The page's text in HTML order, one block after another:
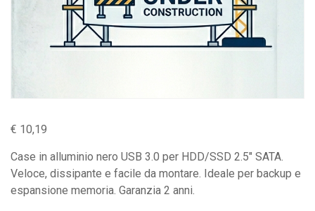
€ 10,19
Case in alluminio nero USB 3.0 per HDD/SSD 2.5″ SATA.
Veloce, dissipante e facile da montare. Ideale per backup e
espansione memoria. Garanzia 2 anni.